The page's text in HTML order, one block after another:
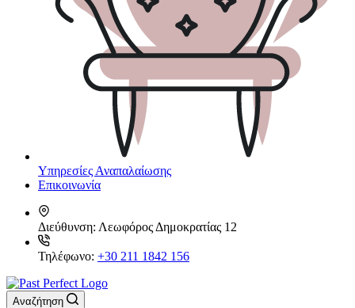
Υπηρεσίες Αναπαλαίωσης
Επικοινωνία
Διεύθυνση: Λεωφόρος Δημοκρατίας 12
Τηλέφωνο: +30 211 1842 156
Αναζήτηση